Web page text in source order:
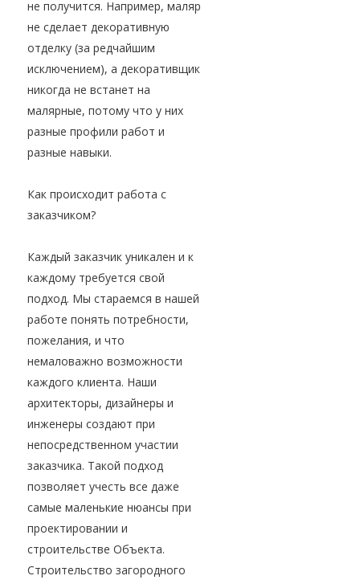
не получится. Например, маляр
не сделает декоративную
отделку (за редчайшим
исключением), а декоративщик
никогда не встанет на
малярные, потому что у них
разные профили работ и
разные навыки.
Как происходит работа с
заказчиком?
Каждый заказчик уникален и к
каждому требуется свой
подход. Мы стараемся в нашей
работе понять потребности,
пожелания, и что
немаловажно возможности
каждого клиента. Наши
архитекторы, дизайнеры и
инженеры создают при
непосредственном участии
заказчика. Такой подход
позволяет учесть все даже
самые маленькие нюансы при
проектировании и
строительстве Объекта.
Строительство загородного